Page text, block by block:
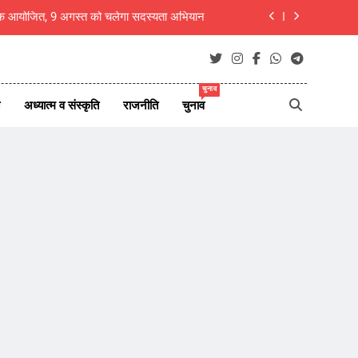
आयोजित, 9 अगस्त को चलेगा सदस्यता अभियान
देहात की महत्वपूर्ण संगठनात्मक बैठक संपन्न
-राष्ट्रीय मुंशी प्रेमचंद साहित्य रत्न सम्मान
अध्यात्म व संस्कृति राजनीति चुनाव
चुनाव